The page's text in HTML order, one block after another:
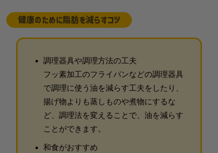
健康のために脂肪を減らすコツ
調理器具や調理方法の工夫
フッ素加工のフライパンなどの調理器具
で調理に使う油を減らす工夫をしたり、
揚げ物よりも蒸しものや煮物にするな
ど、調理法を変えることで、油を減らす
ことができます。
和食がおすすめ